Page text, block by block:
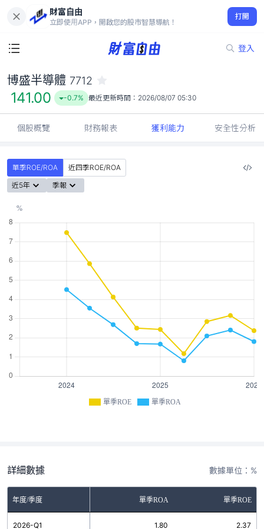
財富自由
立即使用APP，開啟您的股市智慧導航！
打開
登入
141.00
-0.7%
博盛半導體 7712
141.00 -0.7% 最近更新時間： 2026/08/07 05:30
個股概覽 財務報表 獲利能力 安全性分析
單季ROE/ROA
近四季ROE/ROA
近5年
季報
單季ROE 單季ROA
詳細數據 數據單位：%
年度/季度 單季ROA 單季ROE
2026-Q1 1.80 2.37